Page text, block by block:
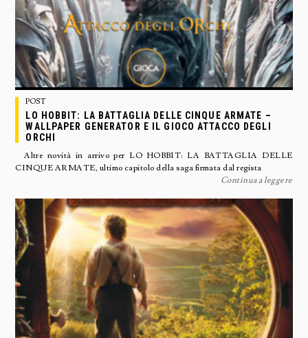
POST
LO HOBBIT: LA BATTAGLIA DELLE CINQUE ARMATE –
WALLPAPER GENERATOR E IL GIOCO ATTACCO DEGLI
ORCHI
Altre novità in arrivo per LO HOBBIT: LA BATTAGLIA DELLE
CINQUE ARMATE, ultimo capitolo della saga firmata dal regista
Continua a leggere